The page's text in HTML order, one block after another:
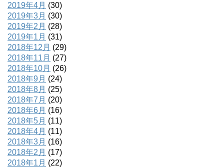
2019年4月 (30)
2019年3月 (30)
2019年2月 (28)
2019年1月 (31)
2018年12月 (29)
2018年11月 (27)
2018年10月 (26)
2018年9月 (24)
2018年8月 (25)
2018年7月 (20)
2018年6月 (16)
2018年5月 (11)
2018年4月 (11)
2018年3月 (16)
2018年2月 (17)
2018年1月 (22)